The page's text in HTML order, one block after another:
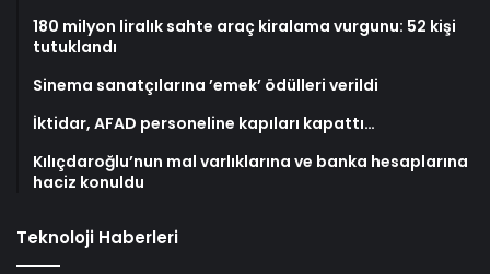
180 milyon liralık sahte araç kiralama vurgunu: 52 kişi
tutuklandı
Sinema sanatçılarına ’emek’ ödülleri verildi
İktidar, AFAD personeline kapıları kapattı…
Kılıçdaroğlu’nun mal varlıklarına ve banka hesaplarına
haciz konuldu
Teknoloji Haberleri